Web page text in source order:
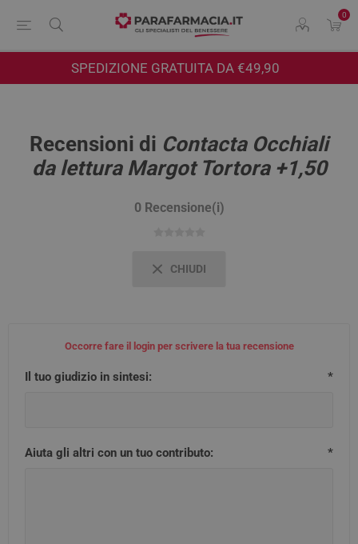
0
SPEDIZIONE GRATUITA DA €49,90
Recensioni di Contacta Occhiali
da lettura Margot Tortora +1,50
0 Recensione(i)
CHIUDI
Occorre fare il login per scrivere la tua recensione
Il tuo giudizio in sintesi: *
Aiuta gli altri con un tuo contributo: *